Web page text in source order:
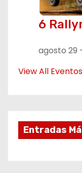
6
agosto 29
View All Eventos
Entradas